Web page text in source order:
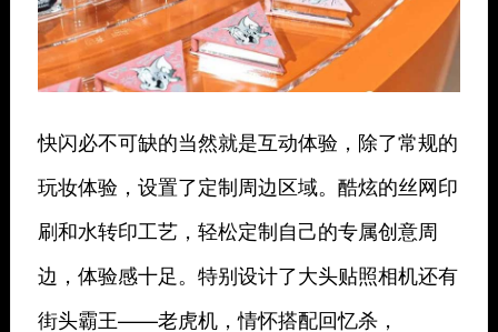
快闪必不可缺的当然就是互动体验，除了常规的
玩妆体验，设置了定制周边区域。酷炫的丝网印
刷和水转印工艺，轻松定制自己的专属创意周
边，体验感十足。特别设计了大头贴照相机还有
街头霸王——老虎机，情怀搭配回忆杀，